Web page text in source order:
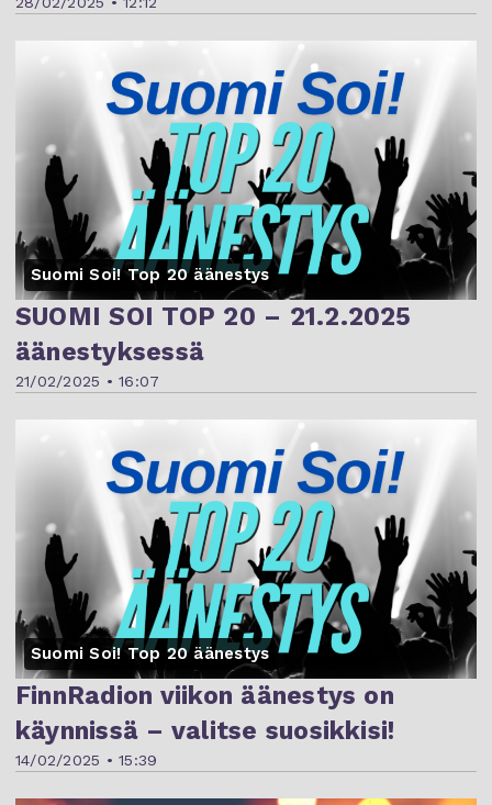
Suomi Soi! Top 20 äänestys
21/02/2025 • 16:07
SUOMI SOI TOP 20 – 21.2.2025
äänestyksessä
Suomi Soi! Top 20 äänestys
14/02/2025 • 15:39
FinnRadion viikon äänestys on
käynnissä – valitse suosikkisi!